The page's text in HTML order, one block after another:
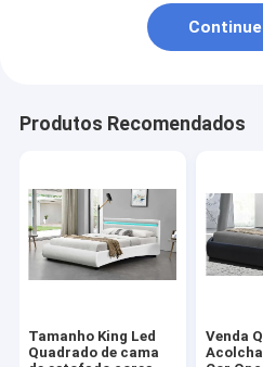
Continue
Produtos Recomendados
Tamanho King Led
Quadrado de cama
Venda